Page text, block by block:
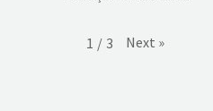
1 / 3 Next »